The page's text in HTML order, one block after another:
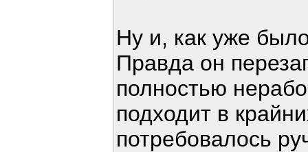
Ну и, как уже
Правда он
полностью
подходит в
потребовалось